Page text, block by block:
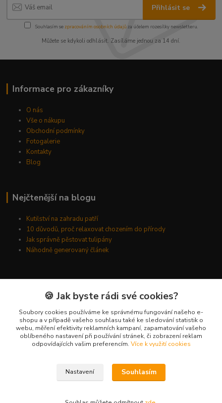
Přihlásit se
Souhlasím se zpracováním osobních údajůza účelem rozesílky newsletteru.
Můžete se kdykoli odhlásit. Zasíláme jednou za 14 dní.
Informace pro zákazníky
O nás
Vše o nákupu
Obchodní podmínky
Fotogalerie
Kontakty
Blog
Nejčtenější na blogu
Kutilství na zahradu patří
10 důvodů, proč relaxovat chozením do přírody
Jak správně pěstovat tulipány
Náhodně generovaný článek
Plzeň, 312 00
🍪 Jak byste rádi své cookies?
Soubory cookies používáme ke správnému fungování našeho e-
shopu a v případě vašeho souhlasu také ke sledování statistik o
webu, měření efektivity reklamních kampaní, zapamatování vašeho
oblíbeného nastavení při používání stránek, či zobrazení reklam
odpovídajících vašim preferencím. Více k využití cookies
Nastavení Souhlasím